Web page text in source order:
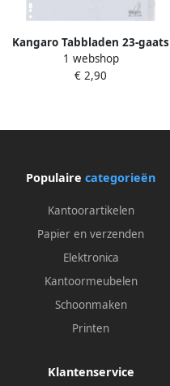
Kangaro Tabbladen 23-gaats
G410FM-B 10-delig+venster
breed
1 webshop
€ 2,90
Populaire categorieën
Kantoorartikelen
Papier en verzenden
Elektronica
Kantoormeubelen
Schoonmaken
Printen
Klantenservice